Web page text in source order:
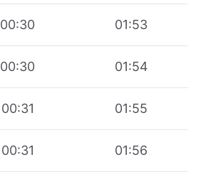
00:30 01:53
00:30 01:54
00:31 01:55
00:31 01:56